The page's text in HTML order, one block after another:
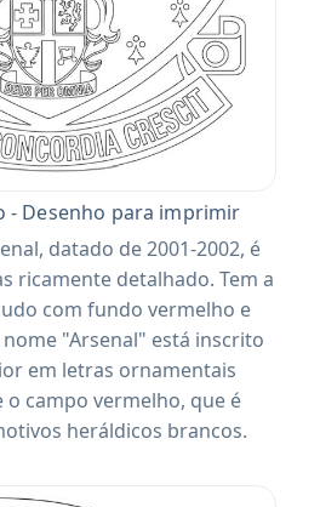
- Desenho para imprimir
datado de 2001-2002, é
ricamente detalhado. Tem a
com fundo vermelho e
"Arsenal" está inscrito
em letras ornamentais
campo vermelho, que é
heráldicos brancos.